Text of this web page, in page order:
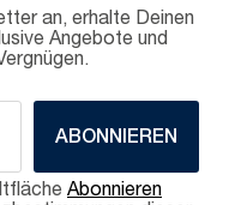
an, erhalte Deinen
Angebote und
ABONNIEREN
Abonnieren